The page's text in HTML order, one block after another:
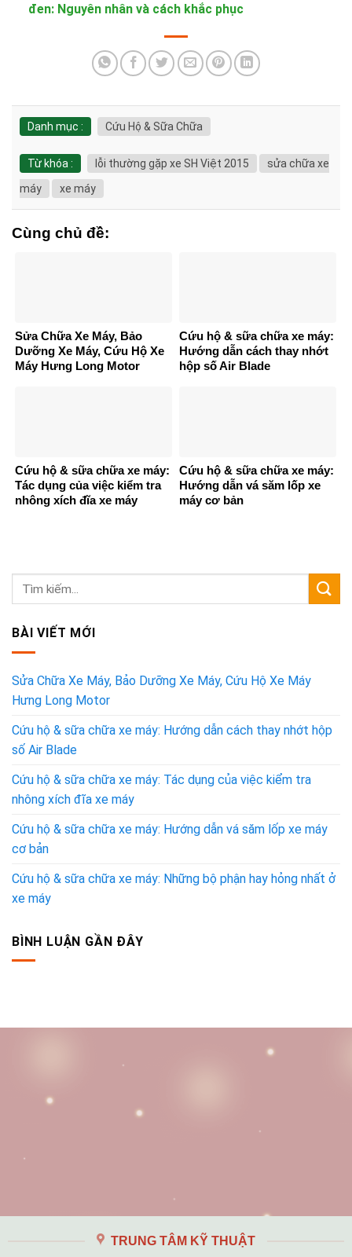
đen: Nguyên nhân và cách khắc phục
Danh mục : Cứu Hộ & Sữa Chữa
Từ khóa : lỗi thường gặp xe SH Việt 2015
sửa chữa xe
máy
xe máy
Cùng chủ đề:
Sửa Chữa Xe Máy, Bảo
Dưỡng Xe Máy, Cứu Hộ Xe
Máy Hưng Long Motor
Cứu hộ & sữa chữa xe máy:
Hướng dẫn cách thay nhớt
hộp số Air Blade
Cứu hộ & sữa chữa xe máy:
Tác dụng của việc kiểm tra
nhông xích đĩa xe máy
Cứu hộ & sữa chữa xe máy:
Hướng dẫn vá săm lốp xe
máy cơ bản
BÀI VIẾT MỚI
Sửa Chữa Xe Máy, Bảo Dưỡng Xe Máy, Cứu Hộ Xe Máy
Hưng Long Motor
Cứu hộ & sữa chữa xe máy: Hướng dẫn cách thay nhớt hộp
số Air Blade
Cứu hộ & sữa chữa xe máy: Tác dụng của việc kiểm tra
nhông xích đĩa xe máy
Cứu hộ & sữa chữa xe máy: Hướng dẫn vá săm lốp xe máy
cơ bản
Cứu hộ & sữa chữa xe máy: Những bộ phận hay hỏng nhất ở
xe máy
BÌNH LUẬN GẦN ĐÂY
TRUNG TÂM KỸ THUẬT